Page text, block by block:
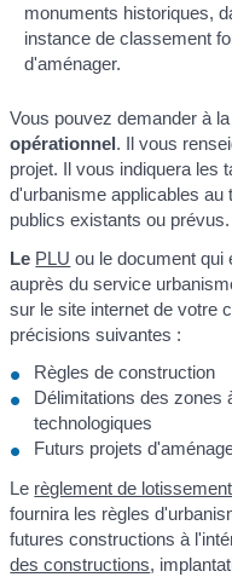
monuments historiques,
instance de classement
d'aménager.
Vous pouvez demander à
opérationnel. Il vous
projet. Il vous indiquera les
d'urbanisme applicables au
publics existants ou prévus.
Le PLU ou le document qui
auprès du service
sur le site internet de votre
précisions suivantes :
Règles de construction
Délimitations des zones
technologiques
Futurs projets
Le règlement de lotissement
fournira les règles
futures constructions à
des constructions,